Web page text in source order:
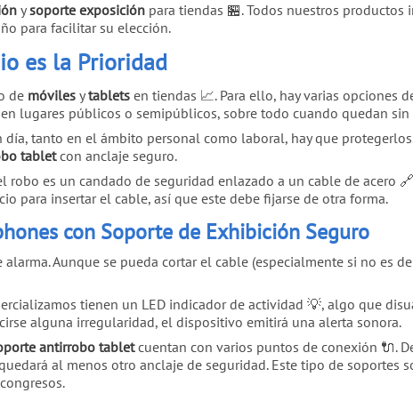
ysoporte exposiciónpara tiendas 🏪. Todos nuestros productos
para facilitar su elección.
es la Prioridad
de móvilesytabletsen tiendas 📈. Para ello, hay varias opciones
lugares públicos o semipúblicos, sobre todo cuando quedan
tanto en el ámbito personal como laboral, hay que
tabletcon anclaje seguro.
es un candado de seguridad enlazado a un cable de acero
para insertar el cable, así que este debe fijarse de otra forma.
con Soporte de Exhibición Seguro
Aunque se pueda cortar el cable (especialmente si no es
tienen un LED indicador de actividad 💡, algo que
alguna irregularidad, el dispositivo emitirá una alerta sonora.
antirrobo tabletcuentan con varios puntos de conexión 🔌.
al menos otro anclaje de seguridad. Este tipo de soportes